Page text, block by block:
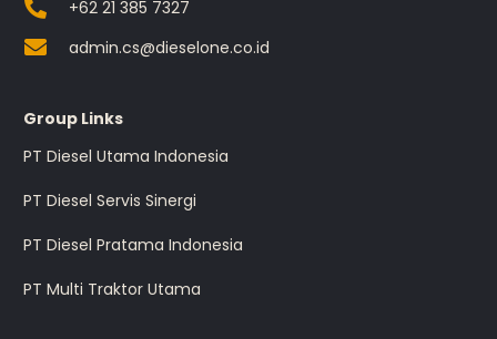
+62 21 385 7327
admin.cs@dieselone.co.id
Group Links
PT Diesel Utama Indonesia
PT Diesel Servis Sinergi
PT Diesel Pratama Indonesia
PT Multi Traktor Utama